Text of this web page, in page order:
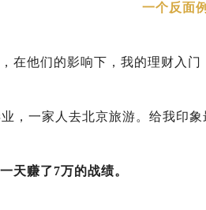
一个反面
在他们的影响下，我的理财入门
业，一家人去北京旅游。给我印
天赚了7万的战绩。